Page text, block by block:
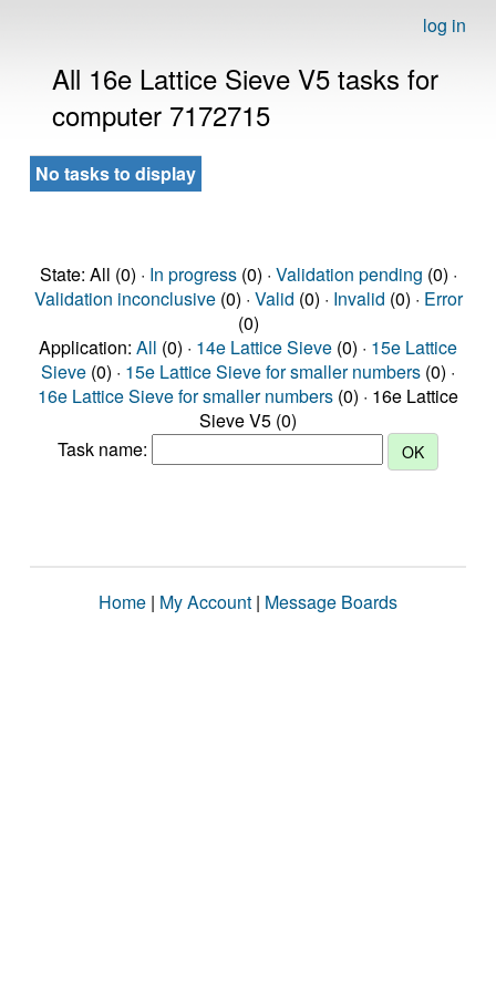
log in
All 16e Lattice Sieve V5 tasks for
computer 7172715
No tasks to display
State: All (0) · In progress(0) · Validation pending (0) ·
Validation inconclusive(0) · Valid (0) · Invalid (0) · Error
(0)
Application: All (0) · 14e Lattice Sieve (0) · 15e Lattice
Sieve (0) · 15e Lattice Sieve for smaller numbers (0) ·
16e Lattice Sieve for smaller numbers (0) · 16e Lattice
Sieve V5 (0)
Task name:
Home | My Account | Message Boards